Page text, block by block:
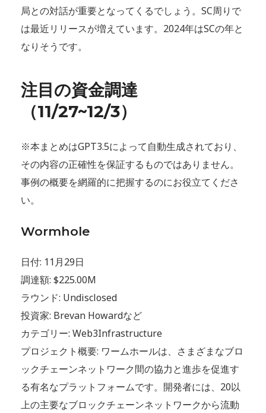
局との対話が重要となってくるでしょう。SC周りで
は最近リリースが増えています。2024年はSCの年と
なりそうです。
注目の資金調達
（11/27~12/3）
※本まとめはGPT3.5によって自動生成されており、
その内容の正確性を保証するものではありません。
事例の概要を網羅的に把握するのにお役立てくださ
い。
Wormhole
日付: 11月29日
調達額: $225.00M
ラウンド: Undisclosed
投資家: Brevan Howardなど
カテゴリー: Web3Infrastructure
プロジェクト概要: ワームホールは、さまざまなブロ
ックチェーンネットワーク間の協力と進歩を促進す
る有名なプラットフォームです。開発者には、20以
上の主要なブロックチェーンネットワークから流動